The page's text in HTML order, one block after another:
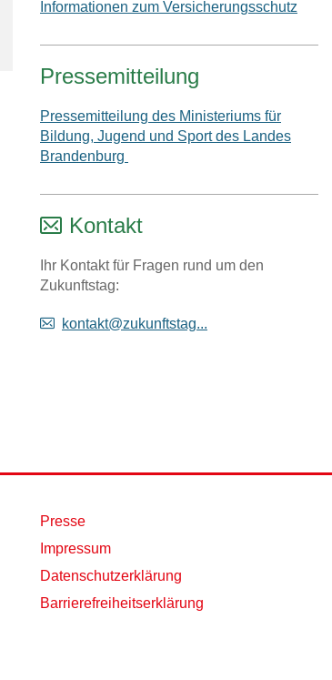
Informationen zum Versicherungsschutz
Pressemitteilung
Pressemitteilung des Ministeriums für
Bildung, Jugend und Sport des Landes
Brandenburg
Kontakt
Ihr Kontakt für Fragen rund um den
Zukunftstag:
kontakt@zukunftstag...
Presse
Impressum
Datenschutzerklärung
Barrierefreiheitserklärung